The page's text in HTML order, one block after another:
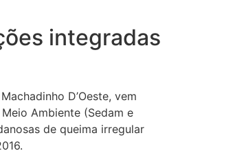
integradas
D’Oeste, vem
Ambiente (Sedam e
de queima irregular